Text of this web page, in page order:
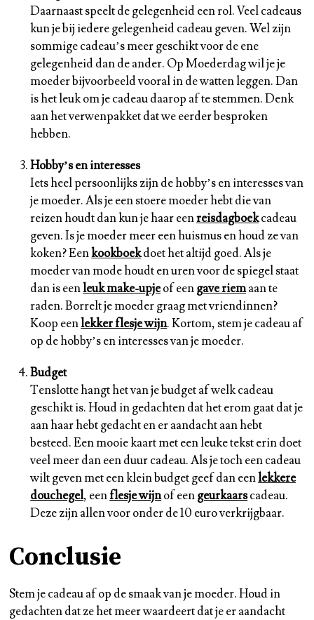
Daarnaast speelt de gelegenheid een rol. Veel cadeaus
kun je bij iedere gelegenheid cadeau geven. Wel zijn
sommige cadeau’s meer geschikt voor de ene
gelegenheid dan de ander. Op Moederdag wil je je
moeder bijvoorbeeld vooral in de watten leggen. Dan
is het leuk om je cadeau daarop af te stemmen. Denk
aan het verwenpakket dat we eerder besproken
hebben.
Hobby’s en interesses
Iets heel persoonlijks zijn de hobby’s en interesses van
je moeder. Als je een stoere moeder hebt die van
reizen houdt dan kun je haar eenreisdagboekcadeau
geven. Is je moeder meer een huismus en houd ze van
koken? Eenkookboekdoet het altijd goed. Als je
moeder van mode houdt en uren voor de spiegel staat
dan is eenleuk make-upjeof eengave riemaan te
raden. Borrelt je moeder graag met vriendinnen?
Koop eenlekker flesje wijn. Kortom, stem je cadeau af
op de hobby’s en interesses van je moeder.
Budget
Tenslotte hangt het van je budget af welk cadeau
geschikt is. Houd in gedachten dat het erom gaat dat je
aan haar hebt gedacht en er aandacht aan hebt
besteed. Een mooie kaart met een leuke tekst erin doet
veel meer dan een duur cadeau. Als je toch een cadeau
wilt geven met een klein budget geef dan eenlekkere
douchegel, eenflesje wijnof eengeurkaarscadeau.
Deze zijn allen voor onder de 10 euro verkrijgbaar.
Conclusie
Stem je cadeau af op de smaak van je moeder. Houd in
gedachten dat ze het meer waardeert dat je er aandacht